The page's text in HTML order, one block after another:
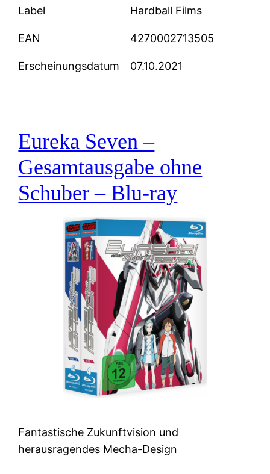
Label Hardball Films
EAN 4270002713505
Erscheinungsdatum 07.10.2021
Eureka Seven –
Gesamtausgabe ohne
Schuber – Blu-ray
Fantastische Zukunftvision und
herausragendes Mecha-Design